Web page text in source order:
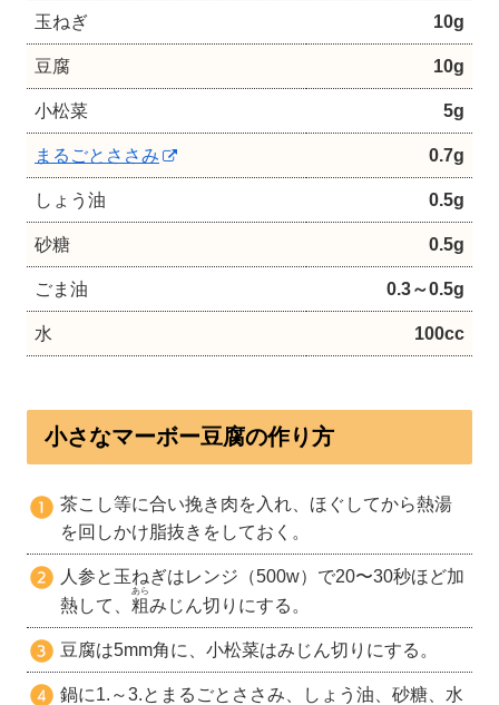
玉ねぎ 10g
豆腐 10g
小松菜 5g
まるごとささみ 0.7g
しょう油 0.5g
砂糖 0.5g
ごま油 0.3～0.5g
水 100cc
小さなマーボー豆腐の作り方
茶こし等に合い挽き肉を入れ、ほぐしてから熱湯
を回しかけ脂抜きをしておく。
人参と玉ねぎはレンジ（500w）で20〜30秒ほど加
熱して、 粗
あら
みじん切りにする。
豆腐は5mm角に、小松菜はみじん切りにする。
鍋に1.～3.とまるごとささみ、しょう油、砂糖、水